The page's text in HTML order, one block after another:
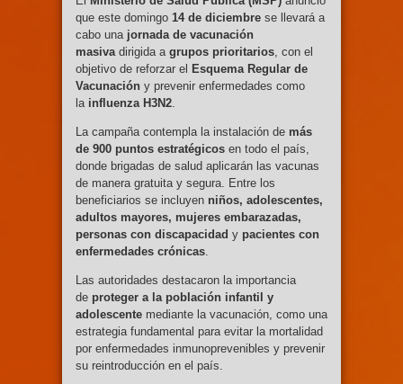
que este domingo 14 de diciembre se llevará a
cabo una jornada de vacunación
masiva dirigida a grupos prioritarios , con el
objetivo de reforzar el Esquema Regular de
Vacunación y prevenir enfermedades como
la influenza H3N2
La campaña contempla la instalación de más
de 900 puntos estratégicos en todo el país,
donde brigadas de salud aplicarán las vacunas
de manera gratuita y segura. Entre los
beneficiarios se incluyen niños, adolescentes,
adultos mayores, mujeres embarazadas,
personas con discapacidad y pacientes con
enfermedades crónicas
Las autoridades destacaron la importancia
de proteger a la población infantil y
adolescente mediante la vacunación, como una
estrategia fundamental para evitar la mortalidad
por enfermedades inmunoprevenibles y prevenir
su reintroducción en el país.